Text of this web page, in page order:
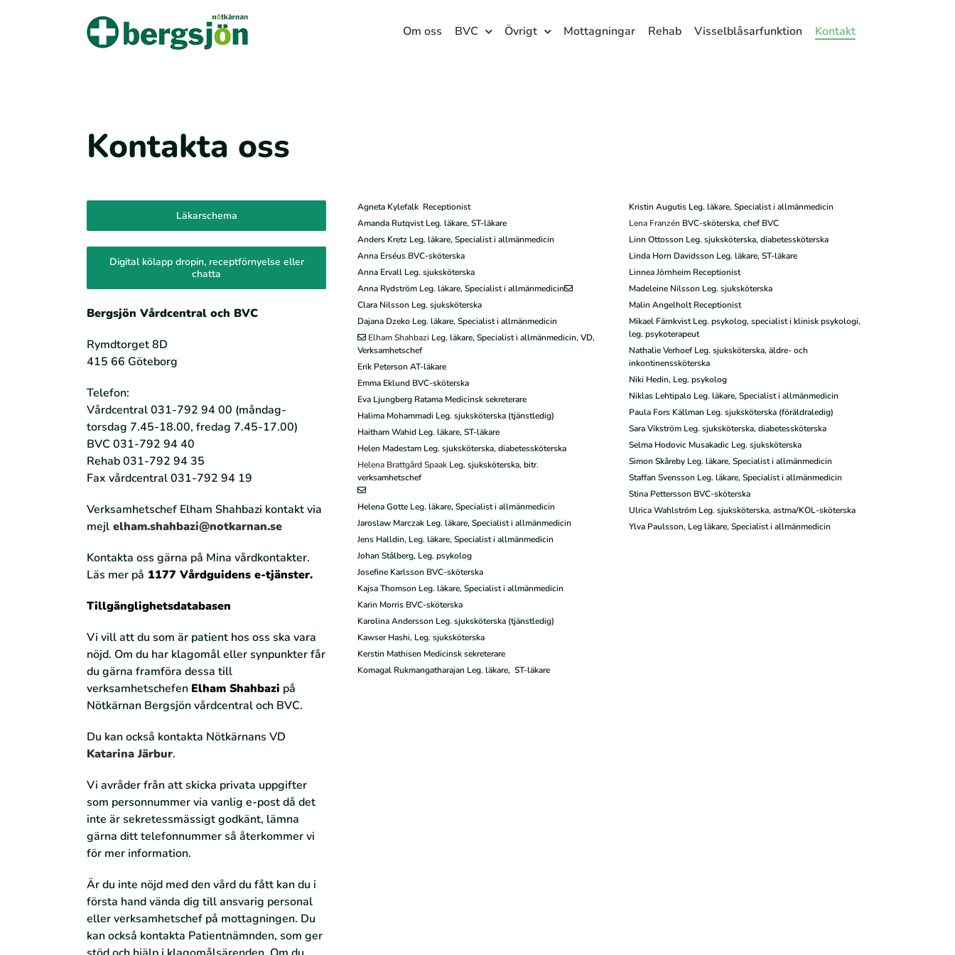
Om oss BVC Övrigt Mottagningar Rehab Visselblåsarfunktion Kontakt
Kontakta oss
Läkarschema
Digital kölapp dropin, receptförnyelse eller
chatta
Bergsjön Vårdcentral och BVC
Rymdtorget 8D
415 66 Göteborg
Telefon:
Vårdcentral 031-792 94 00 (måndag-
torsdag 7.45-18.00, fredag 7.45-17.00)
BVC 031-792 94 40
Rehab 031-792 94 35
Fax vårdcentral 031-792 94 19
Verksamhetschef Elham Shahbazi kontakt via
mejl elham.shahbazi@notkarnan.se
Kontakta oss gärna på Mina vårdkontakter.
Läs mer på 1177 Vårdguidens e-tjänster.
Tillgänglighetsdatabasen
Vi vill att du som är patient hos oss ska vara
nöjd. Om du har klagomål eller synpunkter får
du gärna framföra dessa till
verksamhetschefen Elham Shahbazi på
Nötkärnan Bergsjön vårdcentral och BVC.
Du kan också kontakta Nötkärnans VD
Katarina Järbur.
Vi avråder från att skicka privata uppgifter
som personnummer via vanlig e-post då det
inte är sekretessmässigt godkänt, lämna
gärna ditt telefonnummer så återkommer vi
för mer information.
Är du inte nöjd med den vård du fått kan du i
första hand vända dig till ansvarig personal
eller verksamhetschef på mottagningen. Du
kan också kontakta Patientnämnden, som ger
Agneta Kylefalk Receptionist
Amanda Rutqvist Leg. läkare, ST-läkare
Anders Kretz Leg. läkare, Specialist i allmänmedicin
Anna Erséus BVC-sköterska
Anna Ervall Leg. sjuksköterska
Anna Rydström Leg. läkare, Specialist i allmänmedicin
Clara Nilsson Leg. sjuksköterska
Dajana Dzeko Leg. läkare, Specialist i allmänmedicin
Elham Shahbazi Leg. läkare, Specialist i allmänmedicin, VD,
Verksamhetschef
Erik Peterson AT-läkare
Emma Eklund BVC-sköterska
Eva Ljungberg Ratama Medicinsk sekreterare
Halima Mohammadi Leg. sjuksköterska (tjänstledig)
Haitham Wahid Leg. läkare, ST-läkare
Helen Madestam Leg. sjuksköterska, diabetessköterska
Helena Brattgård Spaak Leg. sjuksköterska, bitr.
verksamhetschef
Helena Gotte Leg. läkare, Specialist i allmänmedicin
Jaroslaw Marczak Leg. läkare, Specialist i allmänmedicin
Jens Halldin, Leg. läkare, Specialist i allmänmedicin
Johan Stålberg, Leg. psykolog
Josefine Karlsson BVC-sköterska
Kajsa Thomson Leg. läkare, Specialist i allmänmedicin
Karin Morris BVC-sköterska
Karolina Andersson Leg. sjuksköterska (tjänstledig)
Kawser Hashi, Leg. sjuksköterska
Kerstin Mathisen Medicinsk sekreterare
Komagal Rukmangatharajan Leg. läkare, ST-läkare
Kristin Augutis Leg. läkare, Specialist i allmänmedicin
Lena Franzén BVC-sköterska, chef BVC
Linn Ottosson Leg. sjuksköterska, diabetessköterska
Linda Horn Davidsson Leg. läkare, ST-läkare
Linnea Jörnheim Receptionist
Madeleine Nilsson Leg. sjuksköterska
Malin Angelholt Receptionist
Mikael Färnkvist Leg. psykolog, specialist i klinisk psykologi,
leg. psykoterapeut
Nathalie Verhoef Leg. sjuksköterska, äldre- och
inkontinenssköterska
Niki Hedin, Leg. psykolog
Niklas Lehtipalo Leg. läkare, Specialist i allmänmedicin
Paula Fors Källman Leg. sjuksköterska (föräldraledig)
Sara Vikström Leg. sjuksköterska, diabetessköterska
Selma Hodovic Musakadic Leg. sjuksköterska
Simon Skåreby Leg. läkare, Specialist i allmänmedicin
Staffan Svensson Leg. läkare, Specialist i allmänmedicin
Stina Pettersson BVC-sköterska
Ulrica Wahlström Leg. sjuksköterska, astma/KOL-sköterska
Ylva Paulsson, Leg läkare, Specialist i allmänmedicin